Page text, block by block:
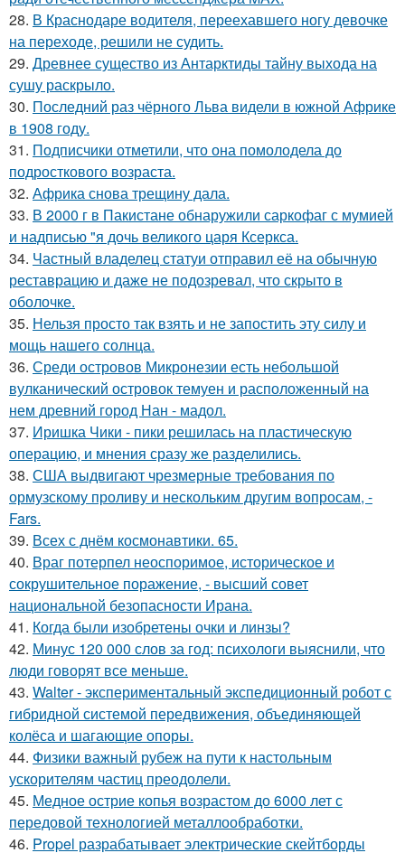
28. В Краснодаре водителя, переехавшего ногу девочке
на переходе, решили не судить.
29. Древнее существо из Антарктиды тайну выхода на
сушу раскрыло.
30. Последний раз чёрного Льва видели в южной Африке
в 1908 году.
31. Подписчики отметили, что она помолодела до
подросткового возраста.
32. Африка снова трещину дала.
33. В 2000 г в Пакистане обнаружили саркофаг с мумией
и надписью "я дочь великого царя Ксеркса.
34. Частный владелец статуи отправил её на обычную
реставрацию и даже не подозревал, что скрыто в
оболочке.
35. Нельзя просто так взять и не запостить эту силу и
мощь нашего солнца.
36. Среди островов Микронезии есть небольшой
вулканический островок темуен и расположенный на
нем древний город Нан - мадол.
37. Иришка Чики - пики решилась на пластическую
операцию, и мнения сразу же разделились.
38. США выдвигают чрезмерные требования по
ормузскому проливу и нескольким другим вопросам, -
Fars.
39. Всех с днём космонавтики. 65.
40. Враг потерпел неоспоримое, историческое и
сокрушительное поражение, - высший совет
национальной безопасности Ирана.
41. Когда были изобретены очки и линзы?
42. Минус 120 000 слов за год: психологи выяснили, что
люди говорят все меньше.
43. Walter - экспериментальный экспедиционный робот с
гибридной системой передвижения, объединяющей
колёса и шагающие опоры.
44. Физики важный рубеж на пути к настольным
ускорителям частиц преодолели.
45. Медное острие копья возрастом до 6000 лет с
передовой технологией металлообработки.
46. Propel разрабатывает электрические скейтборды